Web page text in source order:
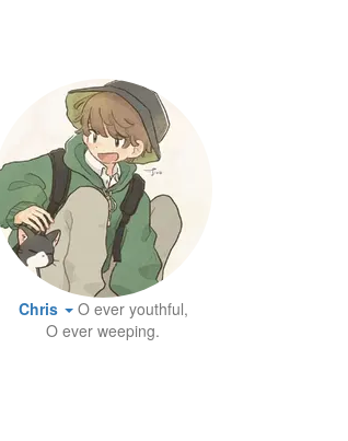
Chris
O ever youthful,
O ever weeping.